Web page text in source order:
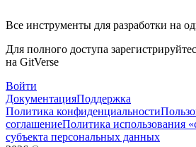
Все инструменты для разработки на
Для полного доступа
на GitVerse
Войти
ДокументацияПоддержка
Политика конфиденциальности
соглашениеПолитика использования
субъекта персональных данных